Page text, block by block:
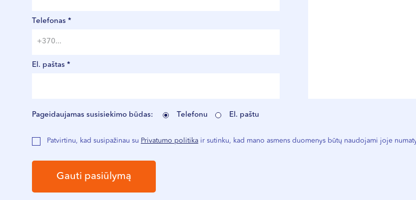
Telefonas *
El. paštas *
Pageidaujamas susisiekimo būdas: Telefonu El. paštu
Patvirtinu, kad susipažinau su Privatumo politika ir sutinku, kad mano asmens duomenys būtų naudojami joje